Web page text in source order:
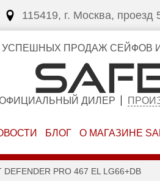
115419, г. Москва, проезд
ПРОДАЖ СЕЙФОВ
ДИЛЕР
БЛОГ О МАГАЗИНЕ
PRO 467 EL LG66+DB